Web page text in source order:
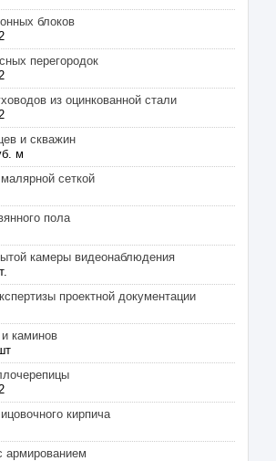
блоков
перегородок
из оцинкованной стали
и скважин
м
сеткой
пола
камеры видеонаблюдения
проектной документации
каминов
кирпича
армированием